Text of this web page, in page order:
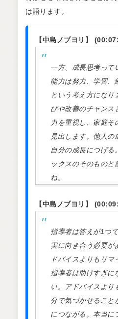
は語ります。
【中島ノブヨリ】
一方、成長思考って
能力は努力、学習、
という考え方になり
びや改善のチャンス
力を重視し、家庭そ
見出します。他人の
自分の成長につげる
ックスのそのものと
ね。
【中島ノブヨリ】
指導者は答えが1つ
実に向き合う必要
ドバイスよりもリマ
指導者は助けすぎに
い。アドバイスより
分で気づかせること
につながる。本当に